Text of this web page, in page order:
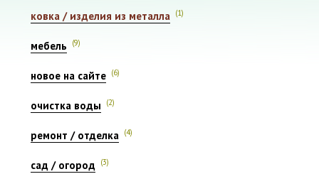
ковка / изделия из металла (1)
мебель (9)
новое на сайте (6)
очистка воды (2)
ремонт / отделка (4)
сад / огород (3)